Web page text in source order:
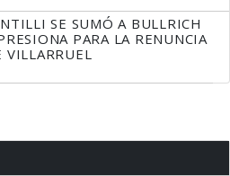
SE SUMÓ A BULLRICH
PARA LA RENUNCIA
VILLARRUEL